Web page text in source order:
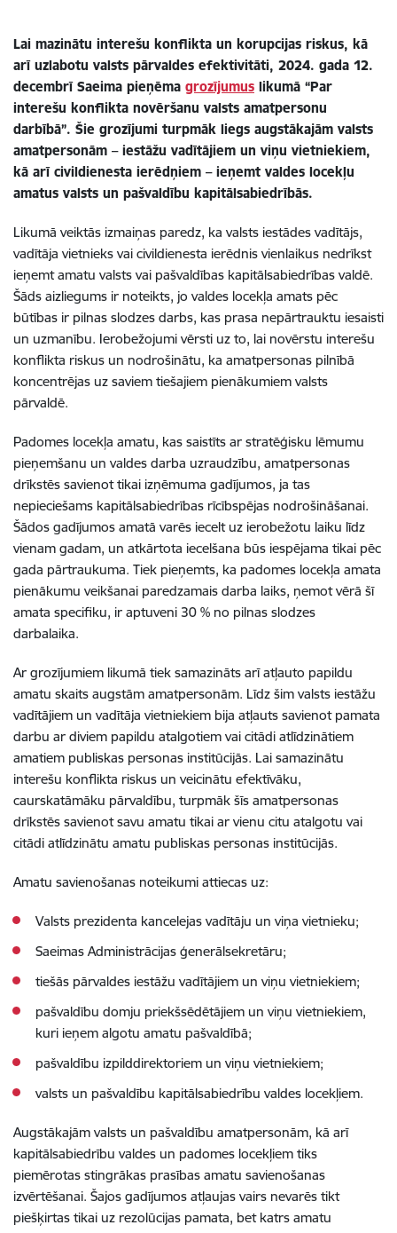
Lai mazinātu interešu konflikta un korupcijas riskus, kā
arī uzlabotu valsts pārvaldes efektivitāti, 2024. gada 12.
decembrī Saeima pieņēma grozījumus likumā “Par
interešu konflikta novēršanu valsts amatpersonu
darbībā”. Šie grozījumi turpmāk liegs augstākajām valsts
amatpersonām – iestāžu vadītājiem un viņu vietniekiem,
kā arī civildienesta ierēdņiem – ieņemt valdes locekļu
amatus valsts un pašvaldību kapitālsabiedrībās.
Likumā veiktās izmaiņas paredz, ka valsts iestādes vadītājs,
vadītāja vietnieks vai civildienesta ierēdnis vienlaikus nedrīkst
ieņemt amatu valsts vai pašvaldības kapitālsabiedrības valdē.
Šāds aizliegums ir noteikts, jo valdes locekļa amats pēc
būtības ir pilnas slodzes darbs, kas prasa nepārtrauktu iesaisti
un uzmanību. Ierobežojumi vērsti uz to, lai novērstu interešu
konflikta riskus un nodrošinātu, ka amatpersonas pilnībā
koncentrējas uz saviem tiešajiem pienākumiem valsts
pārvaldē.
Padomes locekļa amatu, kas saistīts ar stratēģisku lēmumu
pieņemšanu un valdes darba uzraudzību, amatpersonas
drīkstēs savienot tikai izņēmuma gadījumos, ja tas
nepieciešams kapitālsabiedrības rīcībspējas nodrošināšanai.
Šādos gadījumos amatā varēs iecelt uz ierobežotu laiku līdz
vienam gadam, un atkārtota iecelšana būs iespējama tikai pēc
gada pārtraukuma. Tiek pieņemts, ka padomes locekļa amata
pienākumu veikšanai paredzamais darba laiks, ņemot vērā šī
amata specifiku, ir aptuveni 30 % no pilnas slodzes
darbalaika.
Ar grozījumiem likumā tiek samazināts arī atļauto papildu
amatu skaits augstām amatpersonām. Līdz šim valsts iestāžu
vadītājiem un vadītāja vietniekiem bija atļauts savienot pamata
darbu ar diviem papildu atalgotiem vai citādi atlīdzinātiem
amatiem publiskas personas institūcijās. Lai samazinātu
interešu konflikta riskus un veicinātu efektīvāku,
caurskatāmāku pārvaldību, turpmāk šīs amatpersonas
drīkstēs savienot savu amatu tikai ar vienu citu atalgotu vai
citādi atlīdzinātu amatu publiskas personas institūcijās.
Amatu savienošanas noteikumi attiecas uz:
Valsts prezidenta kancelejas vadītāju un viņa vietnieku;
Saeimas Administrācijas ģenerālsekretāru;
tiešās pārvaldes iestāžu vadītājiem un viņu vietniekiem;
pašvaldību domju priekšsēdētājiem un viņu vietniekiem,
kuri ieņem algotu amatu pašvaldībā;
pašvaldību izpilddirektoriem un viņu vietniekiem;
valsts un pašvaldību kapitālsabiedrību valdes locekļiem.
Augstākajām valsts un pašvaldību amatpersonām, kā arī
kapitālsabiedrību valdes un padomes locekļiem tiks
piemērotas stingrākas prasības amatu savienošanas
izvērtēšanai. Šajos gadījumos atļaujas vairs nevarēs tikt
piešķirtas tikai uz rezolūcijas pamata, bet katrs amatu